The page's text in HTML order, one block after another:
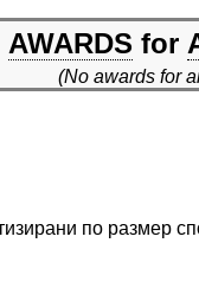
AWARDS for
(No awards for
по размер